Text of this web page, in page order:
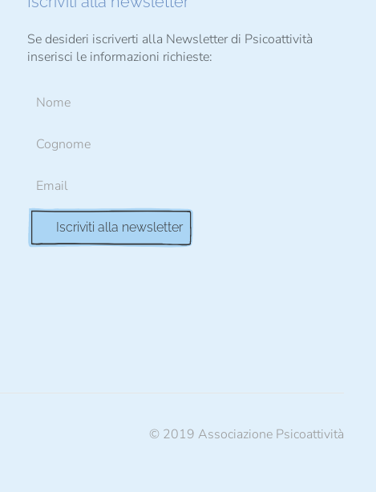
Se desideri iscriverti alla Newsletter di Psicoattività
inserisci le informazioni richieste:
© 2019 Associazione Psicoattività